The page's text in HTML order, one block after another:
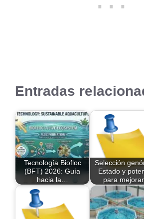
Entradas
Tecnología Biofloc
(BFT) 2026: Guía
hacia la…
Selección
Estado y
para